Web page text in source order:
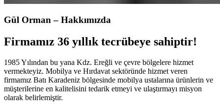
Gül Orman – Hakkımızda
Firmamız 36 yıllık tecrübeye sahiptir!
1985 Yılından bu yana Kdz. Ereğli ve çevre bölgelere hizmet
vermekteyiz. Mobilya ve Hırdavat sektöründe hizmet veren
firmamız Batı Karadeniz bölgesinde mobilya ustalarına ürünlerin ve
müşterilerine en kalitelisini tedarik etmeyi ve ulaştırmayı misyon
olarak belirlemiştir.